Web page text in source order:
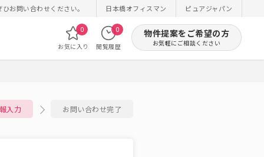
お問い合わせください。 日本橋オフィスマン ピュアジャパン
お気に入り
0
閲覧履歴
0 物件提案をご希望の方
お気軽にご相談ください
入力 お問い合わせ完了